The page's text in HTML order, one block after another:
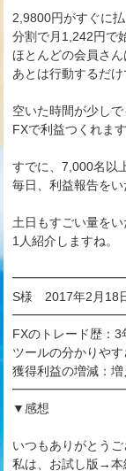
2,9800円がすぐに
分割で月1,242円で
ほとんどの会員さん
あとは行動するだけ
空いた時間が少しで
FXで利益つくれます
すでに、7,000名以
毎日、利益報告をい
土日もすごい量をい
1人紹介しますね。
S様 2017年2月18
FXのトレード歴：3
ツールの分かりや
獲得利益の増減：増
▼感想
いつもありがとうご
私は、お試し版→本